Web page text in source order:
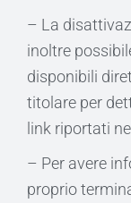
– La
inoltre
disponibili
titolare per
link riportati
– Per avere
proprio